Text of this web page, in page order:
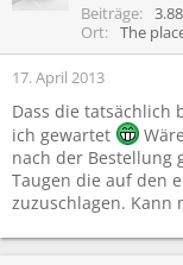
Beiträge
Ort
The
17. April 2013
Dass die tatsächlich
ich gewartet
nach der Bestellung
Taugen die auf den
zuzuschlagen. Kann